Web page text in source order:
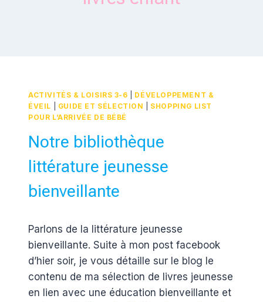
ACTIVITÉS & LOISIRS 3-6
DÉVELOPPEMENT &
ÉVEIL
GUIDE ET SÉLECTION
SHOPPING LIST
POUR L’ARRIVÉE DE BÉBÉ
Notre bibliothèque
littérature jeunesse
bienveillante
Estelle
Parlons de la littérature jeunesse
bienveillante. Suite à mon post facebook
d’hier soir, je vous détaille sur le blog le
contenu de ma sélection de livres jeunesse
en lien avec une éducation bienveillante et